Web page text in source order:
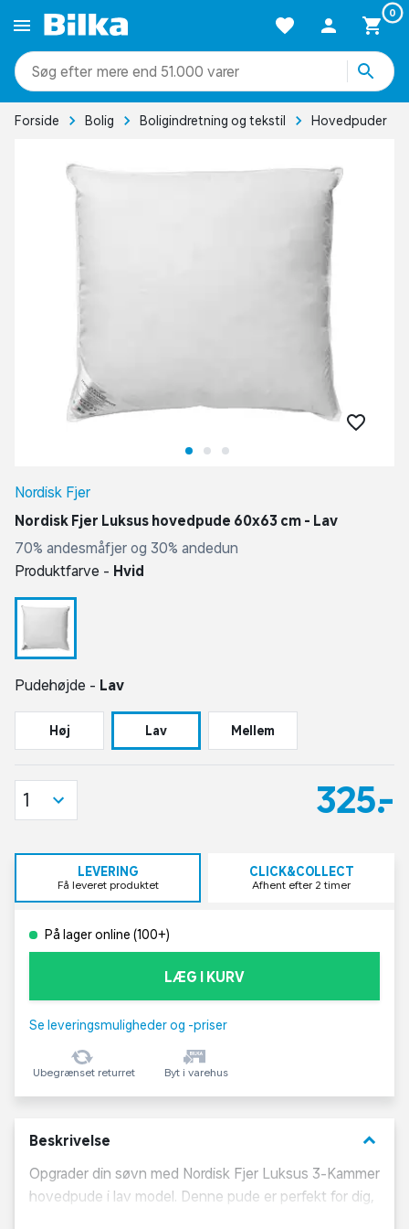
0
mere end 51.000 varer
Forside Bolig Boligindretning og tekstil Hovedpuder
Nordisk Fjer
Nordisk Fjer Luksus hovedpude 60x63 cm - Lav
70% andesmåfjer og 30% andedun
Produktfarve - Hvid
Pudehøjde - Lav
Høj Lav Mellem
325,-
1
LEVERING
Få leveret produktet
CLICK&COLLECT
Afhent efter 2 timer
På lager online (100+)
LÆG I KURV
Se leveringsmuligheder og -priser
Ubegrænset returret Byt i varehus
Beskrivelse keyboard_arrow_down
Opgrader din søvn med Nordisk Fjer Luksus 3-Kammer
hovedpude i lav model. Denne pude er perfekt for dig,